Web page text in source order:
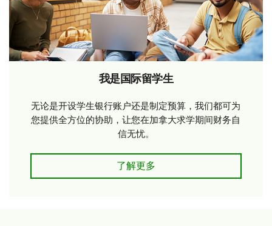
我是国际留学生
无论是开设学生银行账户还是制定预算，我们都可为
您提供全方位的协助，让您在加拿大求学期间财务自
信无忧。
了解更多